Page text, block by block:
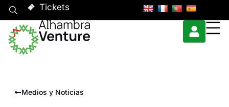
Tickets
Medios y Noticias